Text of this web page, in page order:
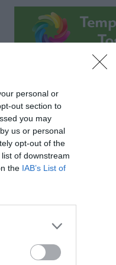
personal or
out section to
you may
us or personal
opt-out of the
of downstream
the IAB’s List of